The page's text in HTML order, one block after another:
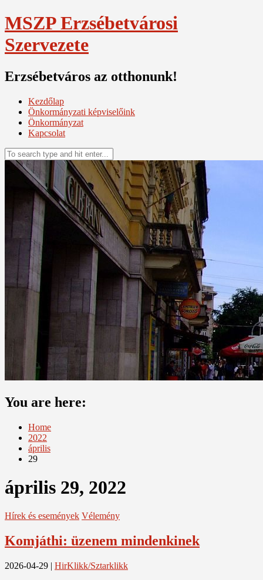
Skip
to
content
MSZP Erzsébetvárosi
Szervezete
Erzsébetváros az otthonunk!
Kezdőlap
Önkormányzati képviselőink
Önkormányzat
Kapcsolat
You are here:
Home
2022
április
29
április 29, 2022
Hírek és események Vélemény
Komjáthi: üzenem mindenkinek
2026-04-29 | HirKlikk/Sztarklikk